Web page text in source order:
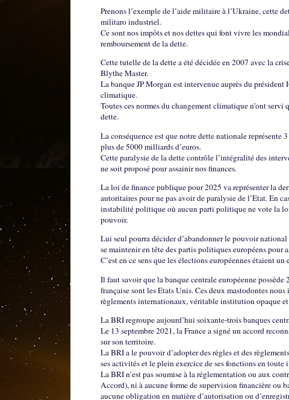
Prenons l’exemple de l’aide militaire à l’Ukraine, cette
militaro industriel.
Ce sont nos impôts et nos dettes qui font vivre les
remboursement de la dette.
Cette tutelle de la dette a été décidée en 2007 avec la
Blythe Master.
La banque JP Morgan est intervenue auprès du
climatique.
Toutes ces normes du changement climatique n’ont
dette.
La conséquence est que notre dette nationale représente
plus de 5000 milliards d’euros.
Cette paralysie de la dette contrôle l’intégralité des
ne soit proposé pour assainir nos finances.
La loi de finance publique pour 2025 va représenter la
autoritaires pour ne pas avoir de paralysie de l’Etat. En
instabilité politique où aucun parti politique ne vote la
pouvoir.
Lui seul pourra décider d’abandonner le pouvoir
se maintenir en tête des partis politiques européens pour
C’est en ce sens que les élections européennes étaient
Il faut savoir que la banque centrale européenne
française sont les Etats Unis. Ces deux mastodontes
règlements internationaux, véritable institution opaque et
La BRI regroupe aujourd’hui soixante-trois banques
Le 13 septembre 2021, la France a signé un accord
sur son territoire.
La BRI a le pouvoir d’adopter des règles et des
ses activités et le plein exercice de ses fonctions en toute
La BRI n’est pas soumise à la réglementation ou aux
Accord), ni à aucune forme de supervision financière ou
aucune obligation en matière d’autorisation ou